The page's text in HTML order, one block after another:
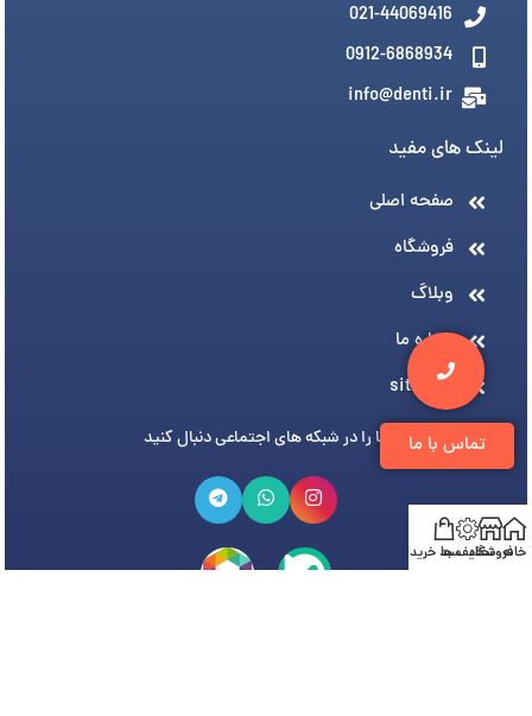
تماس با ما
021-44069416
0912-6868934
info@denti.ir
لینک های مفید
صفحه اصلی
فروشگاه
وبلاگ
درباره ما
sitemap
ما را در شبکه های اجتماعی دنبال کنید
خانهفروشگاه
تخفیف هاسبد خرید